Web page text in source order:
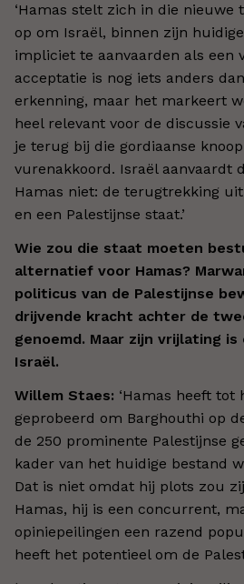
‘Hamas stelt zich in die nieuwe
op om Israël, binnen zijn
impliciet te aanvaarden als een
acceptatie is nog iets anders
erkenning, maar het markeert
heel relevant voor de discussie
je terug bij die gordiaanse
vurenakkoord. Israël aanvaardt
Hamas niet: de terugtrekking
en een Palestijnse staat.’
Wie zou die staat moeten
alternatief voor Hamas?
politicus van de Palestijnse
drijvende kracht achter de
genoemd. Maar zijn vrijlating
Israël.
Willem Staes: ‘Hamas heeft tot
geprobeerd om Barghouthi op
de 250 prominente Palestijnse
kader van het huidige bestand
Dat is niet omdat hij plots zou
Hamas, hij is een concurrent,
opiniepeilingen een razend
heeft het potentieel om de